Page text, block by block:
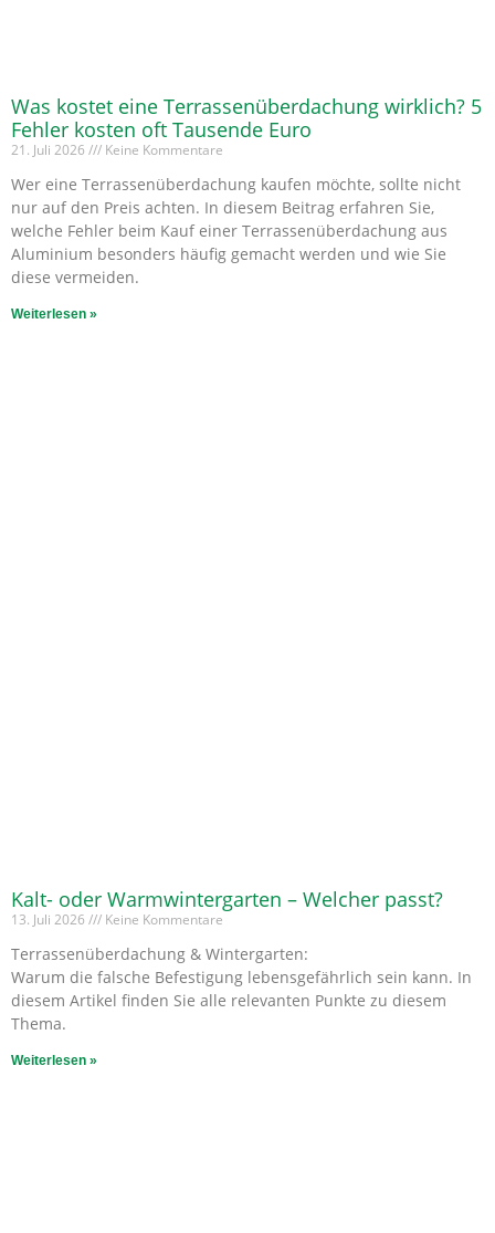
Was kostet eine Terrassenüberdachung wirklich? 5
Fehler kosten oft Tausende Euro
21. Juli 2026 Keine Kommentare
Wer eine Terrassenüberdachung kaufen möchte, sollte nicht
nur auf den Preis achten. In diesem Beitrag erfahren Sie,
welche Fehler beim Kauf einer Terrassenüberdachung aus
Aluminium besonders häufig gemacht werden und wie Sie
diese vermeiden.
Weiterlesen »
Kalt- oder Warmwintergarten – Welcher passt?
13. Juli 2026 Keine Kommentare
Terrassenüberdachung & Wintergarten:
Warum die falsche Befestigung lebensgefährlich sein kann. In
diesem Artikel finden Sie alle relevanten Punkte zu diesem
Thema.
Weiterlesen »